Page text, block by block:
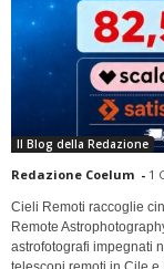
Il Blog della Redazione
Redazione Coelum - 1
Cieli Remoti raccoglie
Remote
astrofotografi impegnati